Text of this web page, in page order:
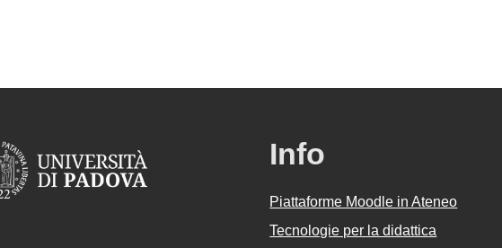
Info
Piattaforme Moodle in Ateneo
Tecnologie per la didattica